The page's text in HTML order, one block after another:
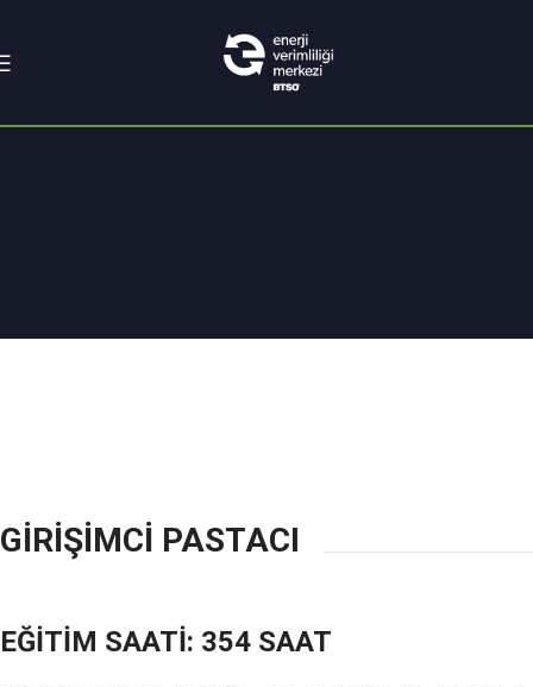
GİRİŞİMCİ PASTACI
EĞİTİM SAATİ: 354 SAAT